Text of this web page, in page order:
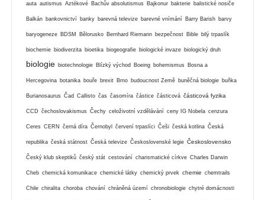
auta autismus Aztékové Bachův absolutismus Bajkonur bakterie balistické nosiče
Balkán bankovnictví banky barevná televize barevné vnímání Barry Barish barvy
baryogeneze BDSM Bělorusko Bernhard Riemann bezpečnost Bible bilý trpaslík
biochemie biodiverzita bioetika biogeografie biologické invaze biologický druh
biologie biotechnologie Blízký východ Boeing bohemismus Bosna a
Hercegovina botanika bouře brexit Brno budoucnost Země buněčná biologie buňka
Burianosaurus Čad Callisto čas časomíra částice částicová částicová fyzika
CCD čechoslovakismus Čechy celoživotní vzdělávání ceny IG Nobela cenzura
Ceres CERN černá díra Černobyl červení trpaslíci Češi česká kotlina Česká
republika česká státnost Česká televize Československé legie Československo
Český klub skeptiků český stát cestování charismatické církve Charles Darwin
Cheb chemická komunikace chemické látky chemický prvek chemie chemtrails
Chile chiralita choroba chování chráněná území chronobiologie chytré domácnosti